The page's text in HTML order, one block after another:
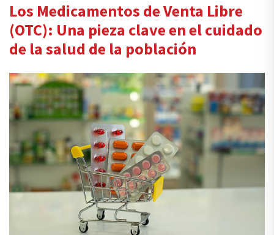
Los Medicamentos de Venta Libre
(OTC): Una pieza clave en el cuidado
de la salud de la población